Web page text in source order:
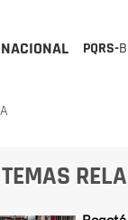
PQRS-
TEMAS